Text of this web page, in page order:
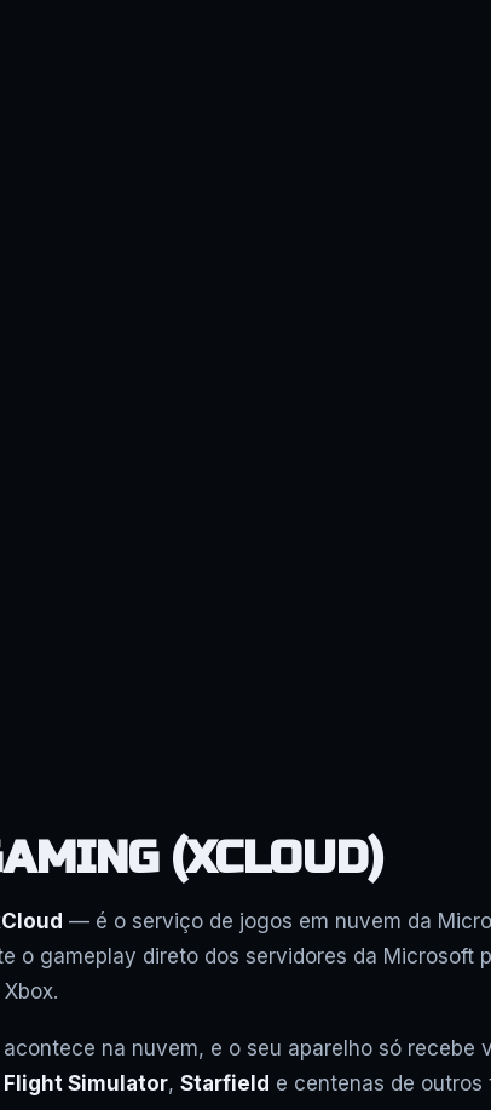
(XCLOUD)
— é o serviço de jogos em nuvem da
o gameplay direto dos servidores da Microsoft
na nuvem, e o seu aparelho só
Simulator, Starfield e centenas de